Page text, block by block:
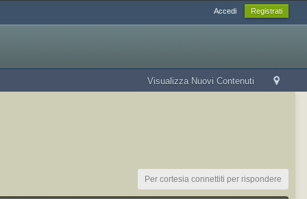
Accedi Registrati
Visualizza Nuovi Contenuti
Per cortesia connettiti per rispondere